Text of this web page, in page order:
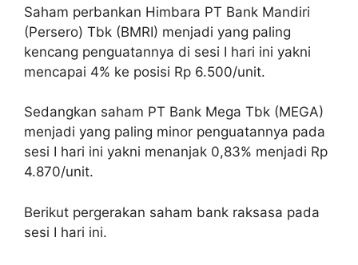
Saham perbankan Himbara PT Bank Mandiri
(Persero) Tbk (BMRI) menjadi yang paling
kencang penguatannya di sesi I hari ini yakni
mencapai 4% ke posisi Rp 6.500/unit.
Sedangkan saham PT Bank Mega Tbk (MEGA)
menjadi yang paling minor penguatannya pada
sesi I hari ini yakni menanjak 0,83% menjadi Rp
4.870/unit.
Berikut pergerakan saham bank raksasa pada
sesi I hari ini.